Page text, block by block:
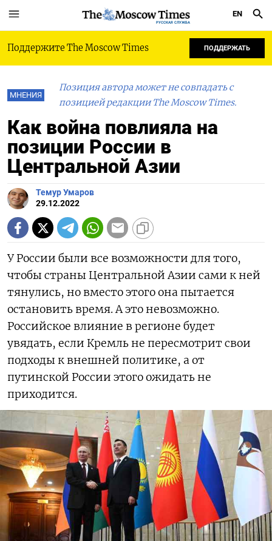
РУССКАЯ СЛУЖБА
EN
Поддержите The Moscow Times ПОДДЕРЖАТЬ
МНЕНИЯ
Позиция автора может не совпадать с
позицией редакции The Moscow Times.
Как война повлияла на
позиции России в
Центральной Азии
Темур Умаров
29.12.2022
У России были все возможности для того,
чтобы страны Центральной Азии сами к ней
тянулись, но вместо этого она пытается
остановить время. А это невозможно.
Российское влияние в регионе будет
увядать, если Кремль не пересмотрит свои
подходы к внешней политике, а от
путинской России этого ожидать не
приходится.